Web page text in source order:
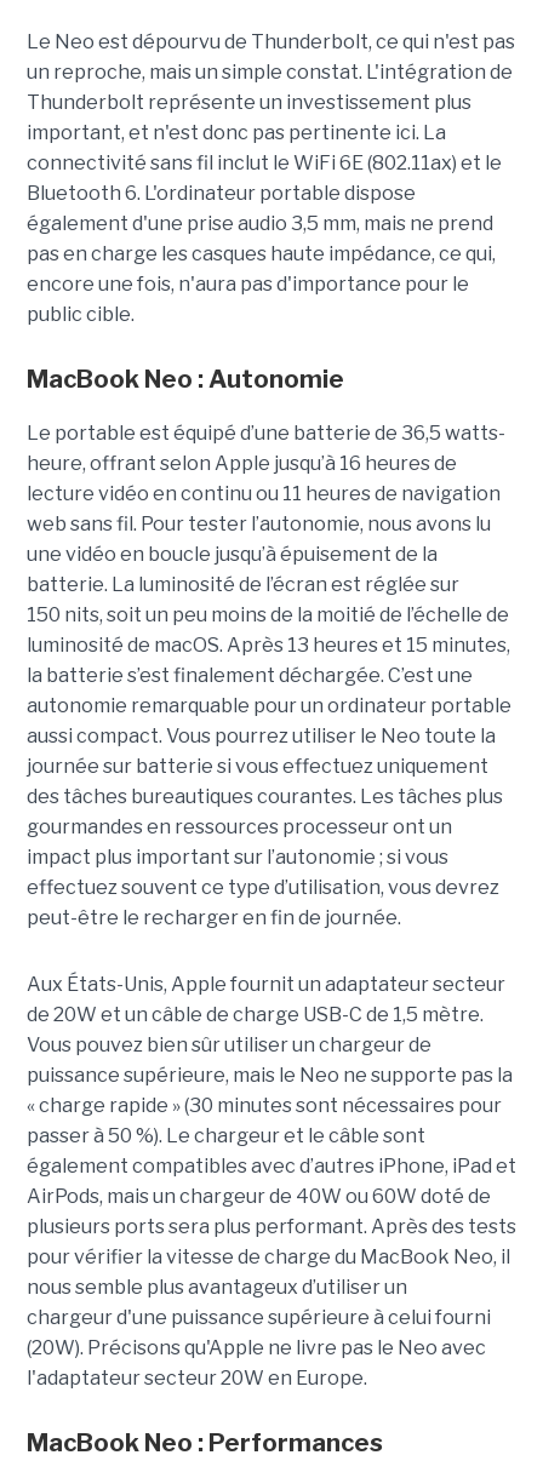
Le Neo est dépourvu de Thunderbolt, ce qui n'est pas
un reproche, mais un simple constat. L'intégration de
Thunderbolt représente un investissement plus
important, et n'est donc pas pertinente ici. La
connectivité sans fil inclut le WiFi 6E (802.11ax) et le
Bluetooth 6. L'ordinateur portable dispose
également d'une prise audio 3,5 mm, mais ne prend
pas en charge les casques haute impédance, ce qui,
encore une fois, n'aura pas d'importance pour le
public cible.
MacBook Neo : Autonomie
Le portable est équipé d’une batterie de 36,5 watts-
heure, offrant selon Apple jusqu’à 16 heures de
lecture vidéo en continu ou 11 heures de navigation
web sans fil. Pour tester l’autonomie, nous avons lu
une vidéo en boucle jusqu’à épuisement de la
batterie. La luminosité de l’écran est réglée sur
150 nits, soit un peu moins de la moitié de l’échelle de
luminosité de macOS. Après 13 heures et 15 minutes,
la batterie s’est finalement déchargée. C’est une
autonomie remarquable pour un ordinateur portable
aussi compact. Vous pourrez utiliser le Neo toute la
journée sur batterie si vous effectuez uniquement
des tâches bureautiques courantes. Les tâches plus
gourmandes en ressources processeur ont un
impact plus important sur l’autonomie ; si vous
effectuez souvent ce type d’utilisation, vous devrez
peut-être le recharger en fin de journée.
Aux États-Unis, Apple fournit un adaptateur secteur
de 20W et un câble de charge USB-C de 1,5 mètre.
Vous pouvez bien sûr utiliser un chargeur de
puissance supérieure, mais le Neo ne supporte pas la
« charge rapide » (30 minutes sont nécessaires pour
passer à 50 %). Le chargeur et le câble sont
également compatibles avec d’autres iPhone, iPad et
AirPods, mais un chargeur de 40W ou 60W doté de
plusieurs ports sera plus performant. Après des tests
pour vérifier la vitesse de charge du MacBook Neo, il
nous semble plus avantageux d’utiliser un
chargeur d'une puissance supérieure à celui fourni
(20W). Précisons qu'Apple ne livre pas le Neo avec
l'adaptateur secteur 20W en Europe.
MacBook Neo : Performances